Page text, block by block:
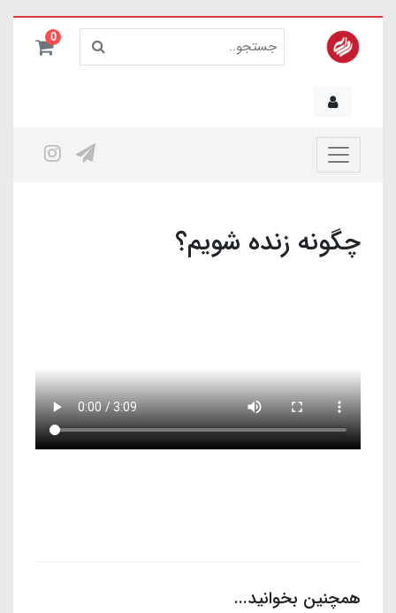
0
چگونه زنده شویم؟
همچنین بخوانید...